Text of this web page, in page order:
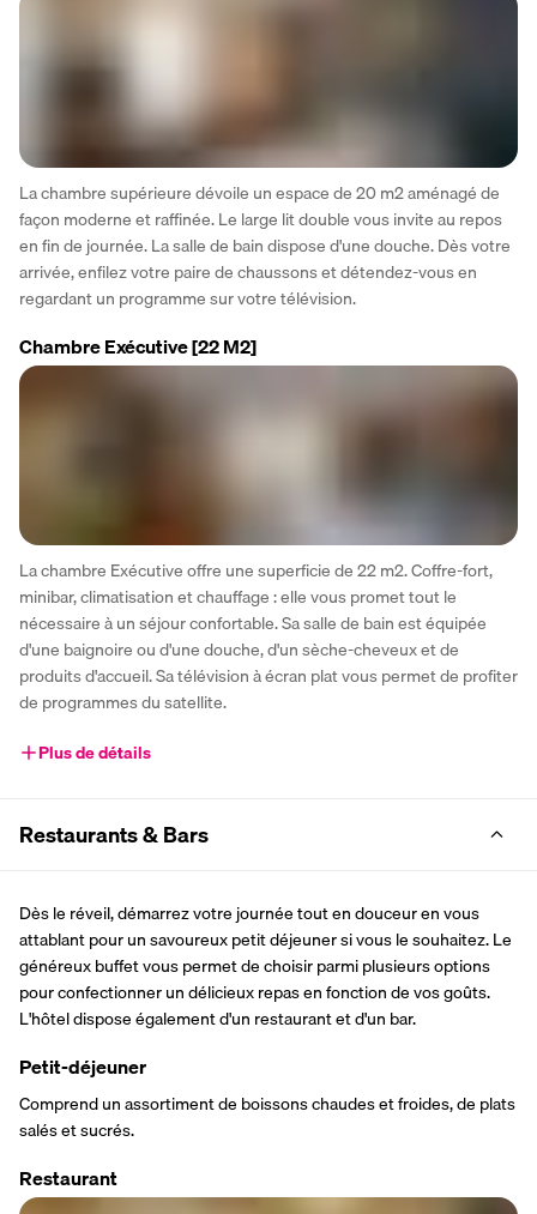
La chambre supérieure dévoile un espace de 20 m2 aménagé de
façon moderne et raffinée. Le large lit double vous invite au repos
en fin de journée. La salle de bain dispose d'une douche. Dès votre
arrivée, enfilez votre paire de chaussons et détendez-vous en
regardant un programme sur votre télévision.
Chambre Exécutive[22 M2]
La chambre Exécutive offre une superficie de 22 m2. Coffre-fort,
minibar, climatisation et chauffage : elle vous promet tout le
nécessaire à un séjour confortable. Sa salle de bain est équipée
d'une baignoire ou d'une douche, d'un sèche-cheveux et de
produits d'accueil. Sa télévision à écran plat vous permet de profiter
de programmes du satellite.
Plus de détails
Restaurants & Bars
Dès le réveil, démarrez votre journée tout en douceur en vous
attablant pour un savoureux petit déjeuner si vous le souhaitez. Le
généreux buffet vous permet de choisir parmi plusieurs options
pour confectionner un délicieux repas en fonction de vos goûts.
L'hôtel dispose également d'un restaurant et d'un bar.
Petit-déjeuner
Comprend un assortiment de boissons chaudes et froides, de plats
salés et sucrés.
Restaurant